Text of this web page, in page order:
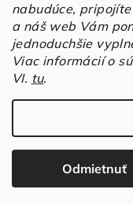
nabudúce,
a náš web Vám
jednoduchšie
Viac informácií o
VI. tu.
Odmietnuť
Hodnotenie
| Mária